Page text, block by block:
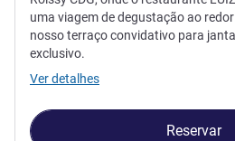
uma viagem de degustação ao
nosso terraço convidativo para
exclusivo.
Ver detalhes
Reservar